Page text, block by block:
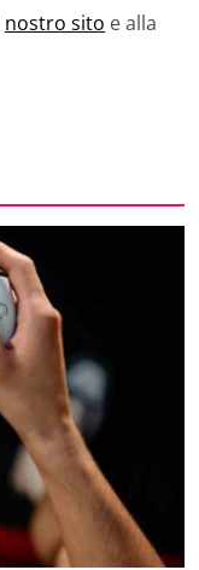
nostro sito e alla